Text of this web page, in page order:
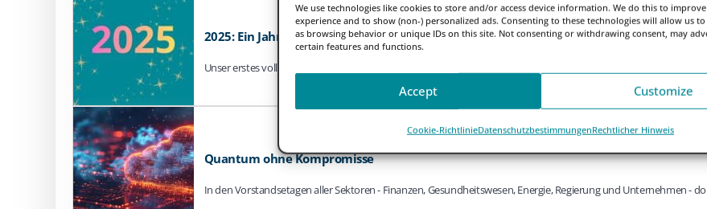
We use technologies like cookies to store and/or access device information. We do this to
experience and to show (non-) personalized ads. Consenting to these technologies will allow us to
as browsing behavior or unique IDs on this site. Not consenting or withdrawing consent, may
certain features and functions.
Accept Customize
Cookie-RichtlinieDatenschutzbestimmungenRechtlicher Hinweis
2025: Ein Jahr im Leben eines neuen unabhängigen europäischen Unternehmens
Unser erstes vollständiges Jahr als unabhängige europäische Organisation neigt sich dem Ende zu. Wir...
Quantum ohne Kompromisse
In den Vorstandsetagen aller Sektoren - Finanzen, Gesundheitswesen, Energie, Regierung und Unternehmen -